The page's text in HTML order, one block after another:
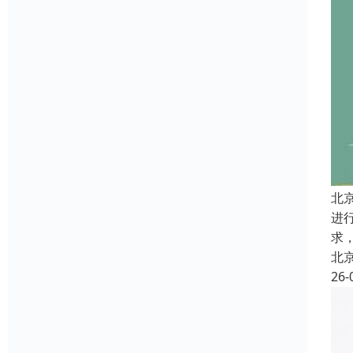
北
进
求
北
26-